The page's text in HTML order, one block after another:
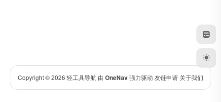
Copyright © 2026 轻工具导航 由 OneNav强力驱动 友链申请 关于我们